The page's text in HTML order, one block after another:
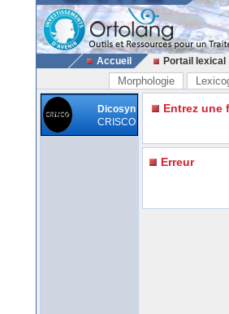
Accueil Portail lexical
Morphologie
Dicosyn
CRISCO
Entrez une
Erreur